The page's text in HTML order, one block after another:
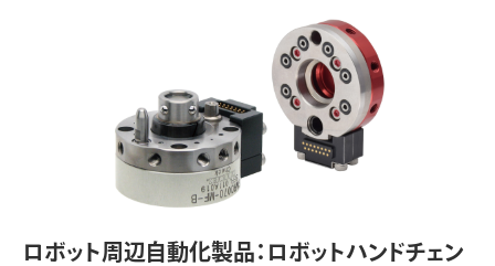
ロボット周辺自動化製品：ロボットハンドチェン